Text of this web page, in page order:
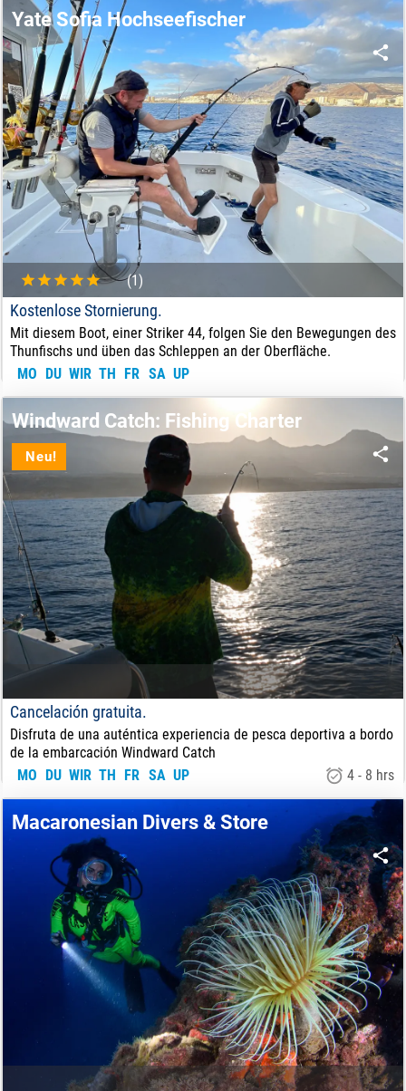
VON:70€
(1)
Yate Sofia Hochseefischer
Kostenlose Stornierung.
Mit diesem Boot, einer Striker 44, folgen Sie den Bewegungen des
Thunfischs und üben das Schleppen an der Oberfläche.
MO DU WIR TH FR SA UP
VON:85
Neu!
Windward Catch: Fishing Charter
Cancelación gratuita.
Disfruta de una auténtica experiencia de pesca deportiva a bordo
de la embarcación Windward Catch
MO DU WIR TH FR SA UP 4 - 8 hrs
VON: 90€
Macaronesian Divers & Store